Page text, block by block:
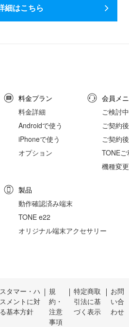
細はこちら
料金プラン
料金詳細
Androidで使う
iPhoneで使う
オプション
製品
動作確認済み端末
TONE e22
オリジナル端末アクセサリー
会員メ
ご検討
ご契約
ご契約
TONE
機種変
タマー・ハ
メントに対
基本方針
規
約・
注意
事項
特定商取
引法に基
づく表示
お問
い合
わせ